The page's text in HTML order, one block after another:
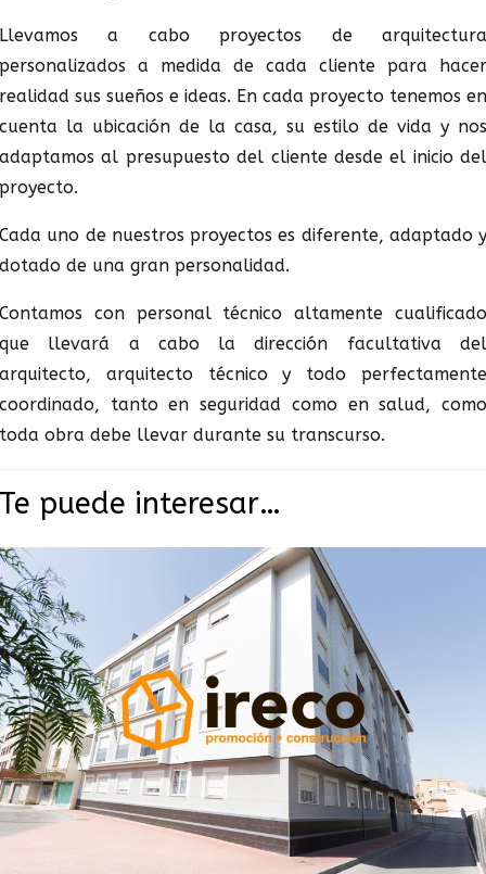
Llevamos a cabo proyectos de arquitectura
personalizados a medida de cada cliente para hacer
realidad sus sueños e ideas. En cada proyecto tenemos en
cuenta la ubicación de la casa, su estilo de vida y nos
adaptamos al presupuesto del cliente desde el inicio del
proyecto.
Cada uno de nuestros proyectos es diferente, adaptado y
dotado de una gran personalidad.
Contamos con personal técnico altamente cualificado
que llevará a cabo la dirección facultativa del
arquitecto, arquitecto técnico y todo perfectamente
coordinado, tanto en seguridad como en salud, como
toda obra debe llevar durante su transcurso.
Te puede interesar…